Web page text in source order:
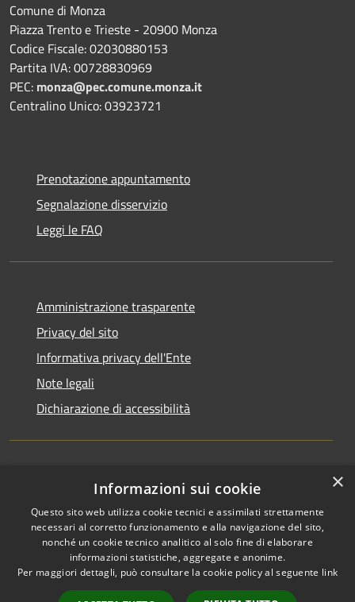
Comune di Monza
Piazza Trento e Trieste - 20900 Monza
Codice Fiscale: 02030880153
Partita IVA: 00728830969
PEC: monza@pec.comune.monza.it
Centralino Unico: 03923721
Prenotazione appuntamento
Segnalazione disservizio
Leggi le FAQ
Amministrazione trasparente
Privacy del sito
Informativa privacy dell'Ente
Note legali
Dichiarazione di accessibilità
Newsletter
RSS
Accessibilità
Copyright © 2026 • Comune di
×
Informazioni sui cookie
Questo sito web utilizza cookie tecnici e assimilati strettamente
necessari al corretto funzionamento e alla navigazione del sito,
nonché un cookie tecnico analitico al solo fine di elaborare
informazioni statistiche, aggregate e anonime.
Per maggiori dettagli, può consultare la cookie policy al seguente link